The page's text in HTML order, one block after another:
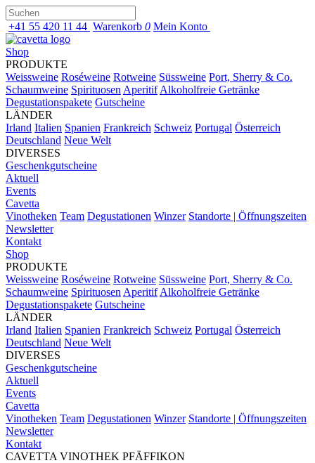
+41 55 420 11 44 Warenkorb 0 Mein Konto
Shop
PRODUKTE
Weissweine Roséweine Rotweine Süssweine Port, Sherry & Co.
Schaumweine Spirituosen Aperitif Alkoholfreie Getränke
Degustationspakete Gutscheine
LÄNDER
Irland Italien Spanien Frankreich Schweiz Portugal Österreich
Deutschland Neue Welt
DIVERSES
Geschenkgutscheine
Aktuell
Events
Cavetta
Vinotheken Team Degustationen Winzer Standorte | Öffnungszeiten
Newsletter
Kontakt
Shop
PRODUKTE
Weissweine Roséweine Rotweine Süssweine Port, Sherry & Co.
Schaumweine Spirituosen Aperitif Alkoholfreie Getränke
Degustationspakete Gutscheine
LÄNDER
Irland Italien Spanien Frankreich Schweiz Portugal Österreich
Deutschland Neue Welt
DIVERSES
Geschenkgutscheine
Aktuell
Events
Cavetta
Vinotheken Team Degustationen Winzer Standorte | Öffnungszeiten
Newsletter
Kontakt
CAVETTA VINOTHEK PFÄFFIKON